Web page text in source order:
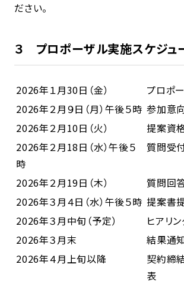
ださい。
３ プロポーザル実施スケジュ
2026年１月30日（金）
プロポ
2026年２月９日（月）午後５時 参加意
2026年２月10日（火）
提案資
2026年２月18日（水）午後５
時
質問受
2026年２月19日（木）
質問回
2026年３月４日（水）午後５時 提案書
2026年３月中旬（予定）
ヒアリ
2026年３月末
結果通
2026年４月上旬以降
契約締
表